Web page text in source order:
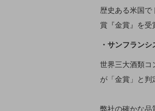
歴史ある米国で
賞『金賞』を受
・サンフラン
世界三大酒類コ
が「金賞」と判
弊社の確かな品